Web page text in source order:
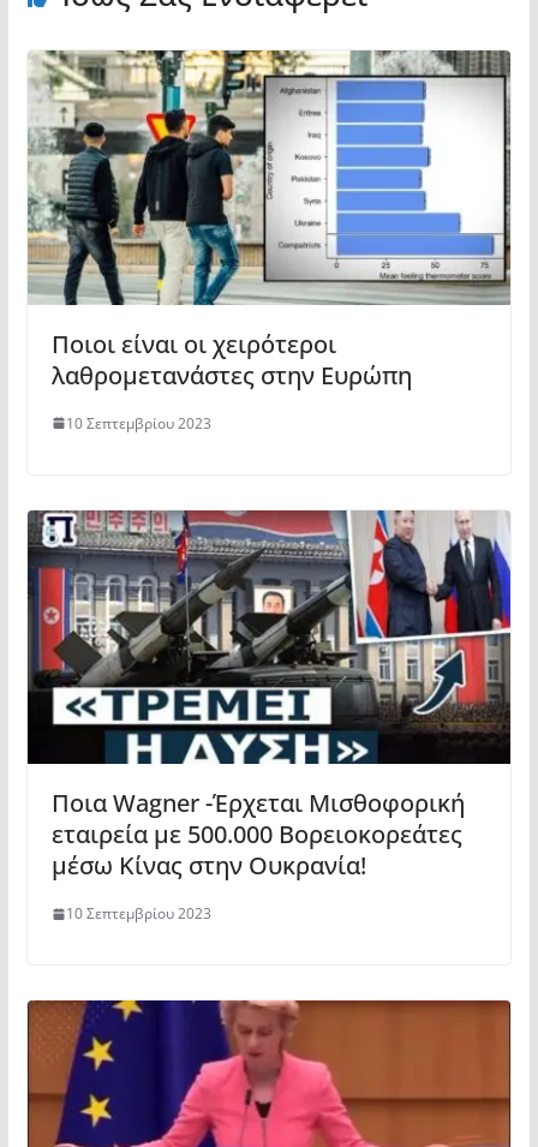
Ποιοι είναι οι χειρότεροι
λαθρομετανάστες στην Ευρώπη
10 Σεπτεμβρίου 2023
Ποια Wagner -Έρχεται Μισθοφορική
εταιρεία με 500.000 Βορειοκορεάτες
μέσω Κίνας στην Ουκρανία!
10 Σεπτεμβρίου 2023